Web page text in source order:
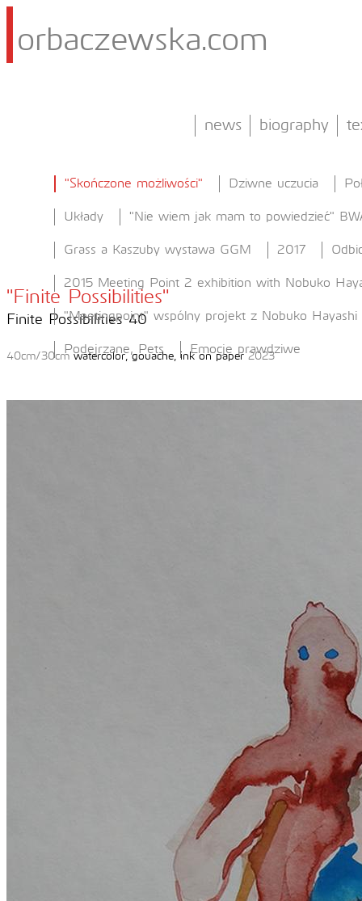
orbaczewska.com
news biography
"Skończone możliwości" Dziwne uczucia
Układy "Nie wiem jak mam to powiedzieć"
Grass a Kaszuby wystawa GGM 2017
2015 Meeting Point 2 exhibition with Nobuko
"Meetingpoint" wspólny projekt z Nobuko Hayashi
Podejrzane, Pets Emocje prawdziwe
"Finite Possibilities"
Finite Possibilities 40
40cm/30cm watercolor, gouache, ink on paper2023